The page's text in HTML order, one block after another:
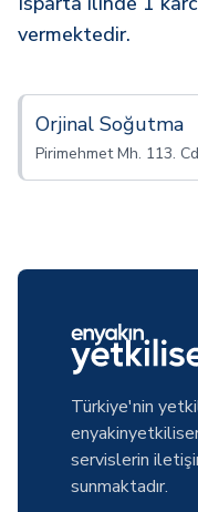
vermektedir.
Orjinal Soğutma
Pirimehmet Mh. 113.
Türkiye'nin
servislerin
sunmaktadır.